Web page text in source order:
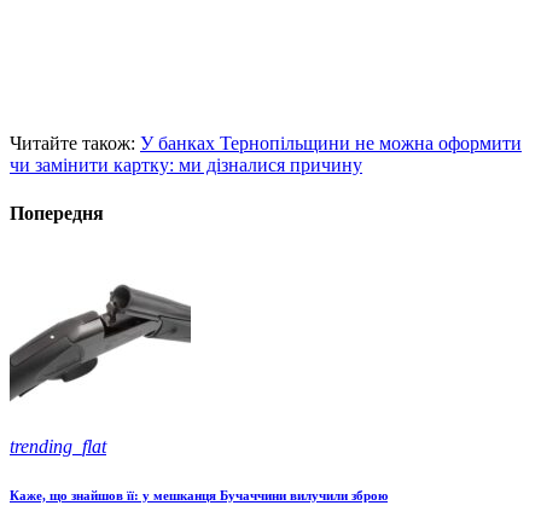
Читайте також: У банках Тернопільщини не можна оформити
чи замінити картку: ми дізналися причину
Попередня
trending_flat
Каже, що знайшов її: у мешканця Бучаччини вилучили зброю